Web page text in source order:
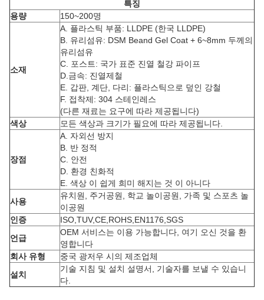
특징
용량
150~200명
소재
A. 플라스틱 부품: LLDPE (한국 LLDPE)
B. 유리섬유: DSM Beand Gel Coat + 6~8mm 두께의
유리섬유
C. 포스트: 국가 표준 진열 철강 파이프
D.금속: 진열제철
E. 갑판, 계단, 다리: 플라스틱으로 덮인 강철
F. 접착제: 304 스테인레스
(다른 재료는 요구에 따라 제공됩니다)
색상
모든 색상과 크기가 필요에 따라 제공됩니다.
장점
A. 자외선 방지
B. 반 정적
C. 안전
D. 환경 친화적
E. 색상 이 쉽게 희미 해지는 것 이 아니다
사용
유치원, 주거공원, 학교 놀이공원, 가족 및 스포츠 놀
이공원
인증
ISO,TUV,CE,ROHS,EN1176,SGS
언급
OEM 서비스는 이용 가능합니다, 여기 오신 것을 환
영합니다
회사 유형
중국 광저우 시의 제조업체
설치
기술 지침 및 설치 설명서, 기술자를 보낼 수 있습니
다.